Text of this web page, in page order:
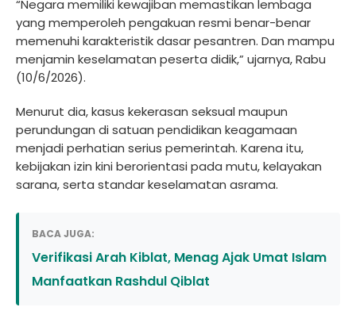
“Negara memiliki kewajiban memastikan lembaga
yang memperoleh pengakuan resmi benar-benar
memenuhi karakteristik dasar pesantren. Dan mampu
menjamin keselamatan peserta didik,” ujarnya, Rabu
(10/6/2026).
Menurut dia, kasus kekerasan seksual maupun
perundungan di satuan pendidikan keagamaan
menjadi perhatian serius pemerintah. Karena itu,
kebijakan izin kini berorientasi pada mutu, kelayakan
sarana, serta standar keselamatan asrama.
BACA JUGA:
Verifikasi Arah Kiblat, Menag Ajak Umat Islam
Manfaatkan Rashdul Qiblat